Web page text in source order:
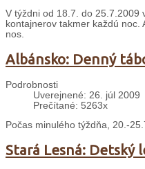
V týždni od 18.7. do 25.7.2009
kontajnerov takmer každú
nos.
Albánsko: Denný
Podrobnosti
Uverejnené: 26. júl 2009
Prečítané: 5263x
Počas minulého týždňa, 20.-
Stará Lesná: Detský